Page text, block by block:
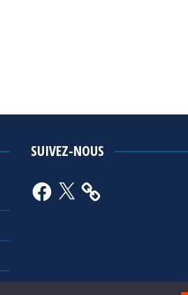
SUIVEZ-NOUS
Facebook
X